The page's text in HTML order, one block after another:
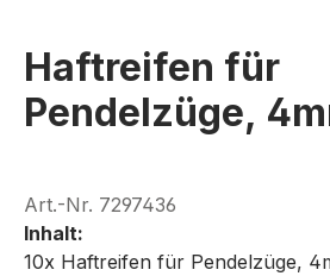
Haftreifen für
Pendelzüge,
Art.-Nr. 7297436
Inhalt:
10x Haftreifen für Pendelzüge,